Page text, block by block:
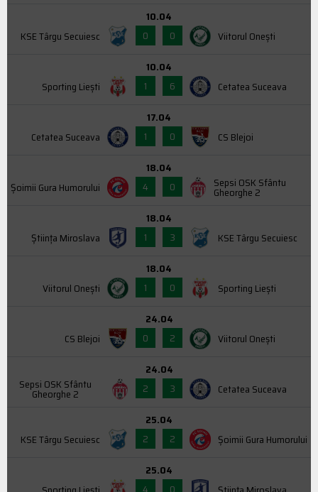
KSE Târgu Secuiesc
10.04
0
0 Viitorul Onești
Sporting Liești
10.04
1
6 Cetatea Suceava
Cetatea Suceava
17.04
1
0 CS Blejoi
Şoimii Gura Humorului
18.04
4
0 Sepsi OSK Sfântu
Gheorghe 2
Știința Miroslava
18.04
1
3 KSE Târgu Secuiesc
Viitorul Onești
18.04
1
0 Sporting Liești
CS Blejoi
24.04
0
2 Viitorul Onești
Sepsi OSK Sfântu
Gheorghe 2
24.04
2
3 Cetatea Suceava
KSE Târgu Secuiesc
25.04
2
2 Şoimii Gura Humorului
25.04